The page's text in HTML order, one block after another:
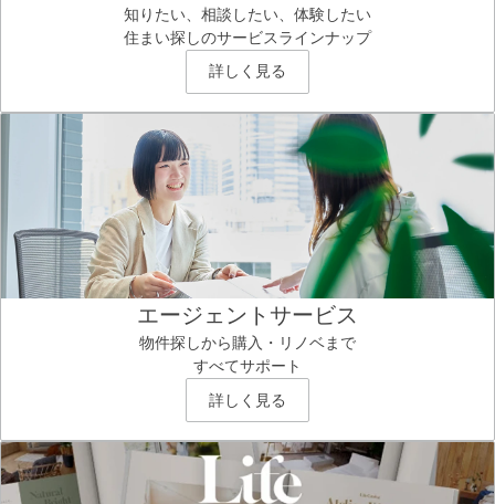
知りたい、相談したい、体験したい
住まい探しのサービスラインナップ
詳しく見る
エージェントサービス
物件探しから購入・リノベまで
すべてサポート
詳しく見る